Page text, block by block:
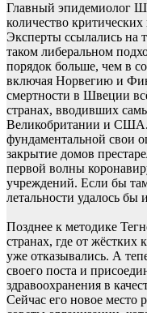
Главный эпидемиолог
количество
Эксперты ссылались на
таком либеральном
порядок больше, чем в
включая Норвегию и
смертности в Швеции
странах, вводивших
Великобритании и США.
фундаментальной свои
закрытие домов
первой волны
учреждений. Если бы
летальности удалось бы
Позднее к методике
странах, где от
уже отказывались. А
своего поста и
здравоохранения в
Сейчас его новое место